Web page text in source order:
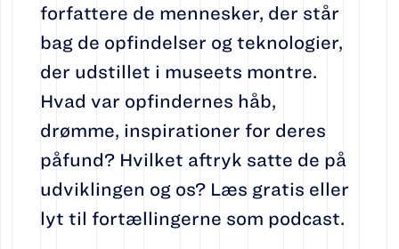
forfattere de mennesker, der står
bag de opfindelser og teknologier,
der udstillet i museets montre.
Hvad var opfindernes håb,
drømme, inspirationer for deres
påfund? Hvilket aftryk satte de på
udviklingen og os? Læs gratis eller
lyt til fortællingerne som podcast.